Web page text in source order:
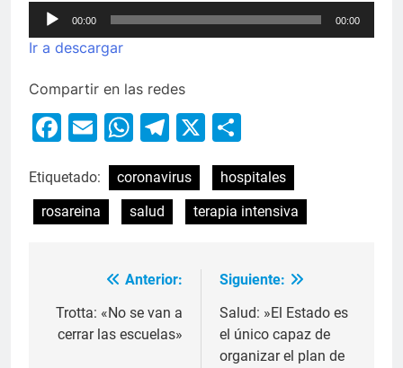
Reproductor
audio
00:00 00:00
Ir a descargar
Compartir en las redes
Facebook
EmailWhatsApp
Telegram
X
Etiquetado: coronavirus
hospitales
rosareina
salud terapia intensiva
Anterior:
Trotta: «No se van a
cerrar las escuelas»
Siguiente:
Salud: »El Estado es
el único capaz de
organizar el plan de